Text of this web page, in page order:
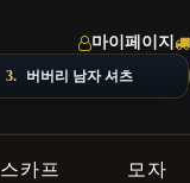
마이페이지
3. 버버리 남자 셔츠
스카프 모자